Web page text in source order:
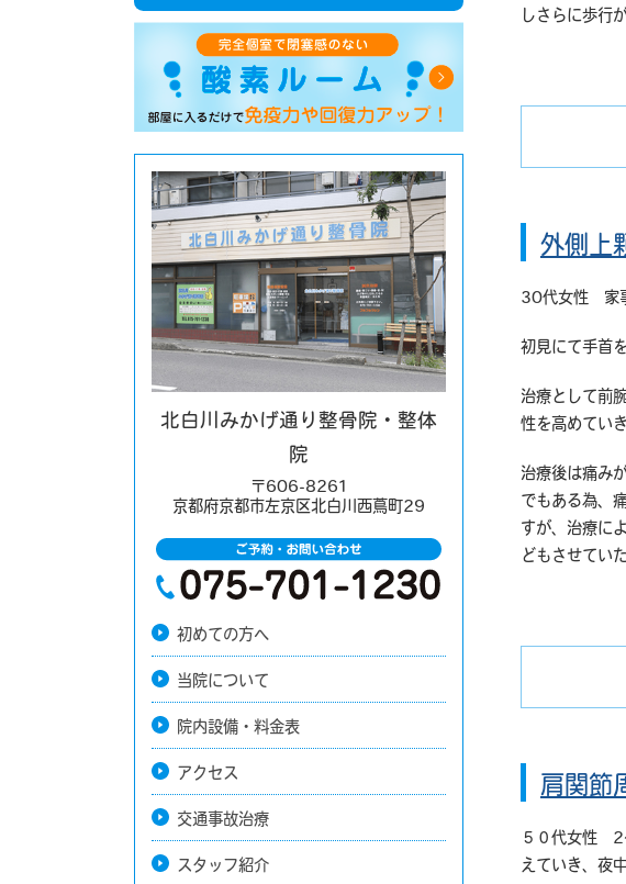
しさらに歩行
外側上
30代女性 家事
初見にて手首
治療として前
性を高めてい
治療後は痛み
でもある為、
すが、治療に
どもさせてい
肩関節
５０代女性 2
えていき、夜
北白川みかげ通り整骨院・整体
院
〒606-8261
京都府京都市左京区北白川西蔦町29
初めての方へ
当院について
院内設備・料金表
アクセス
交通事故治療
スタッフ紹介